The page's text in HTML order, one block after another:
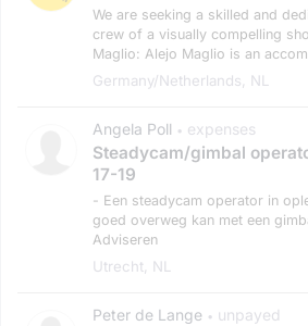
We are seeking a skilled and
crew of a visually compelling
Maglio: Alejo Maglio is an
Germany/netherlands, NL
Angela Poll • expenses
Steadycam/gimbal
17-19
- Een steadycam operator in
goed overweg kan met een
Adviseren
Utrecht, NL
Peter de Lange • unpayed